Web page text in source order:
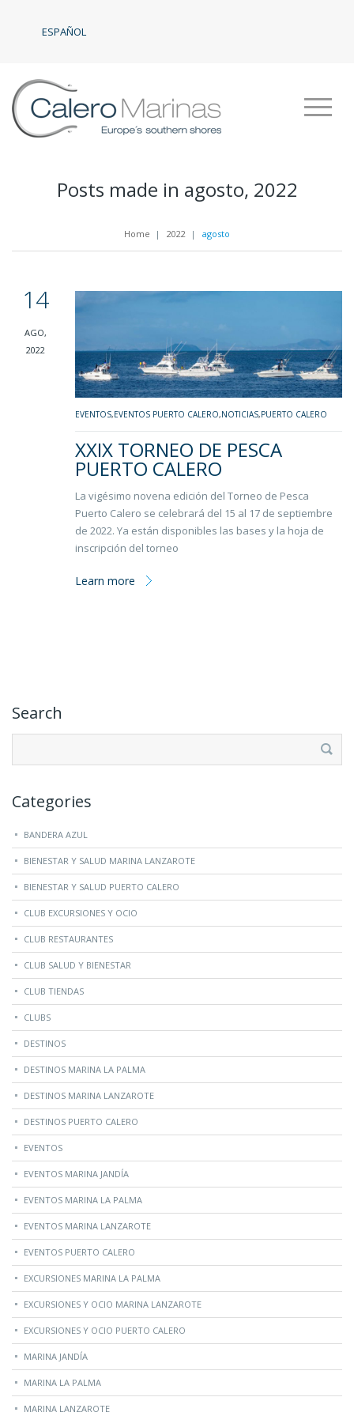
ESPAÑOL
Posts made in agosto, 2022
Home | 2022 | agosto
14
AGO,
2022
EVENTOS,EVENTOS PUERTO CALERO,NOTICIAS,PUERTO CALERO
XXIX TORNEO DE PESCA
PUERTO CALERO
La vigésimo novena edición del Torneo de Pesca
Puerto Calero se celebrará del 15 al 17 de septiembre
de 2022. Ya están disponibles las bases y la hoja de
inscripción del torneo
Learn more
Search
Categories
BANDERA AZUL
BIENESTAR Y SALUD MARINA LANZAROTE
BIENESTAR Y SALUD PUERTO CALERO
CLUB EXCURSIONES Y OCIO
CLUB RESTAURANTES
CLUB SALUD Y BIENESTAR
CLUB TIENDAS
CLUBS
DESTINOS
DESTINOS MARINA LA PALMA
DESTINOS MARINA LANZAROTE
DESTINOS PUERTO CALERO
EVENTOS
EVENTOS MARINA JANDÍA
EVENTOS MARINA LA PALMA
EVENTOS MARINA LANZAROTE
EVENTOS PUERTO CALERO
EXCURSIONES MARINA LA PALMA
EXCURSIONES Y OCIO MARINA LANZAROTE
EXCURSIONES Y OCIO PUERTO CALERO
MARINA JANDÍA
MARINA LA PALMA
MARINA LANZAROTE